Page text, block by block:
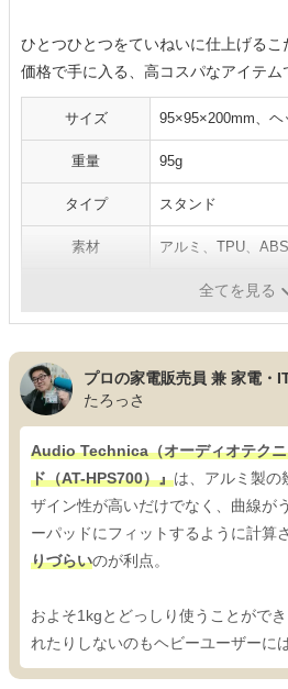
ひとつひとつをていねいに仕上げる
価格で手に入る、高コスパなアイテム
サイズ 95×95×200mm、
重量 95g
タイプ スタンド
素材 アルミ、TPU、ABS
ホワイト、ブラック
全てを見る
プロの家電販売員 兼 家電・
たろっさ
Audio Technica（オーディオテク
ド（AT-HPS700）』は、アルミ製の
ザイン性が高いだけでなく、曲線が
ーパッドにフィットするように計算
りづらいのが利点。
およそ1kgとどっしり使うことがで
れたりしないのもヘビーユーザーに